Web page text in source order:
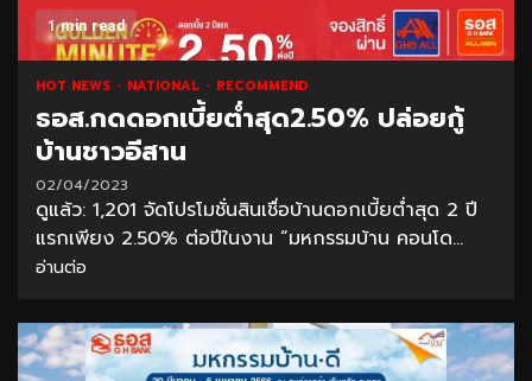
1 min read
HOT NEWS NATIONAL RECOMMEND
ธอส.กดดอกเบี้ยต่ำสุด2.50% ปล่อยกู้
บ้านชาวอีสาน
02/04/2023
ดูแล้ว: 1,201 จัดโปรโมชั่นสินเชื่อบ้านดอกเบี้ยต่ำสุด 2 ปี
แรกเพียง 2.50% ต่อปีในงาน “มหกรรมบ้าน คอนโด...
อ่านต่อ